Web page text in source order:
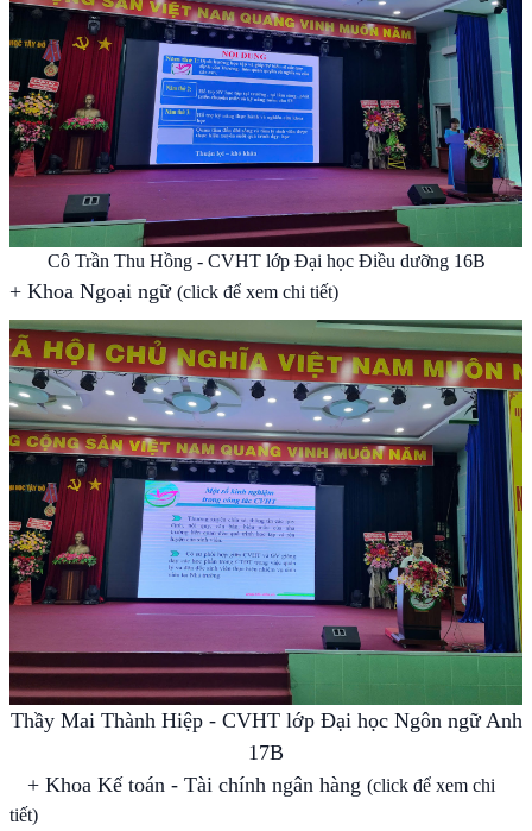
Cô Trần Thu Hồng - CVHT lớp Đại học Điều dưỡng 16B
+ Khoa Ngoại ngữ (click để xem chi tiết)
Thầy Mai Thành Hiệp - CVHT lớp Đại học Ngôn ngữ Anh
17B
+ Khoa Kế toán - Tài chính ngân hàng (click để xem chi
tiết)